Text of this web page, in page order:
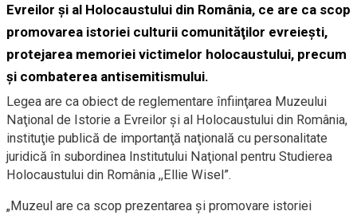
Evreilor şi al Holocaustului din România, ce are ca scop
promovarea istoriei culturii comunităţilor evreieşti,
protejarea memoriei victimelor holocaustului, precum
şi combaterea antisemitismului.
Legea are ca obiect de reglementare înfiinţarea Muzeului
Naţional de Istorie a Evreilor şi al Holocaustului din România,
instituţie publică de importanţă naţională cu personalitate
juridică în subordinea Institutului Naţional pentru Studierea
Holocaustului din România ,,Ellie Wisel”.
„Muzeul are ca scop prezentarea şi promovare istoriei